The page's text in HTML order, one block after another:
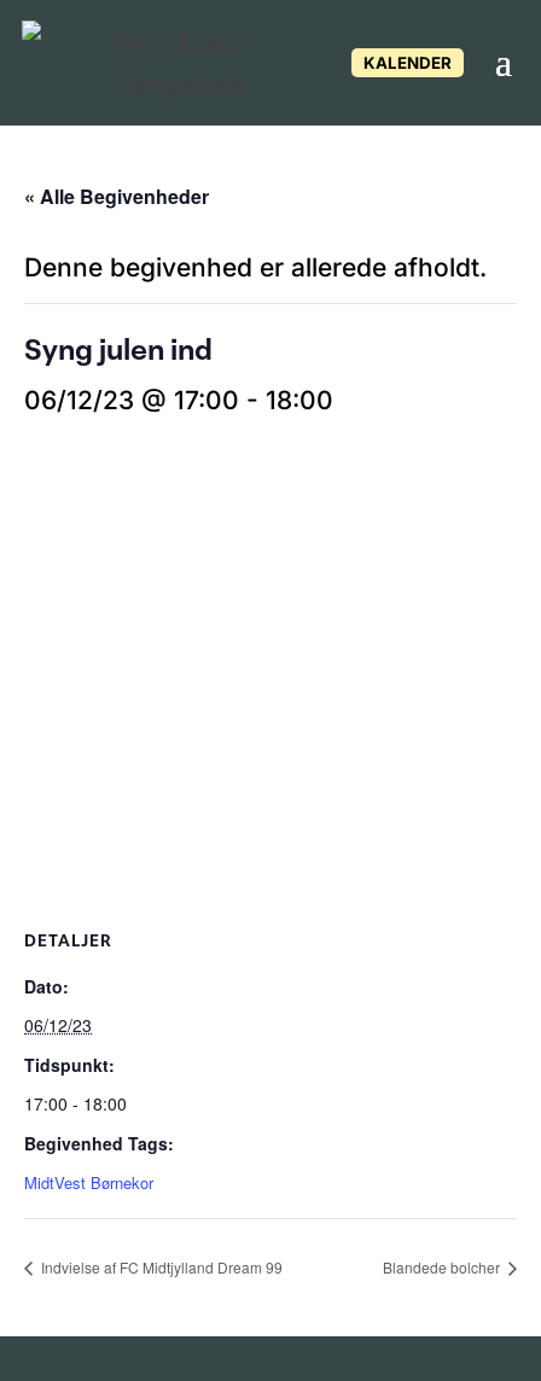
KALENDER
« Alle Begivenheder
Denne begivenhed er allerede afholdt.
Syng julen ind
06/12/23 @ 17:00 - 18:00
DETALJER
Dato:
06/12/23
Tidspunkt:
17:00 - 18:00
Begivenhed Tags:
MidtVest Børnekor
Indvielse af FC Midtjylland Dream 99 Blandede bolcher